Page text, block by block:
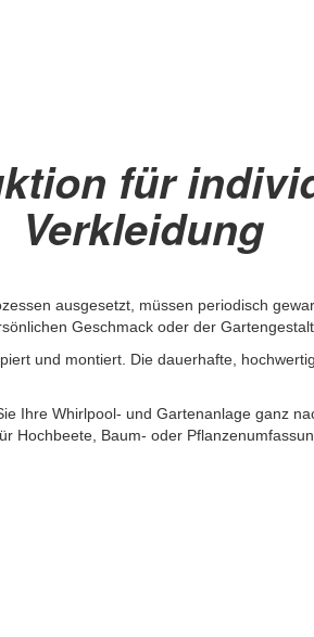
für
Verkleidung
ausgesetzt, müssen periodisch
Geschmack oder der
und montiert. Die dauerhafte,
Ihre Whirlpool- und Gartenanlage ganz
Hochbeete, Baum- oder